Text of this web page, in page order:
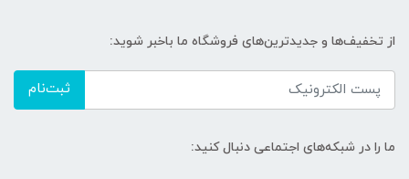
از تخفیف‌ها و جدیدترین‌های فروشگاه ما باخبر شوید:
ثبت‌نام
ما را در شبکه‌های اجتماعی دنبال کنید: